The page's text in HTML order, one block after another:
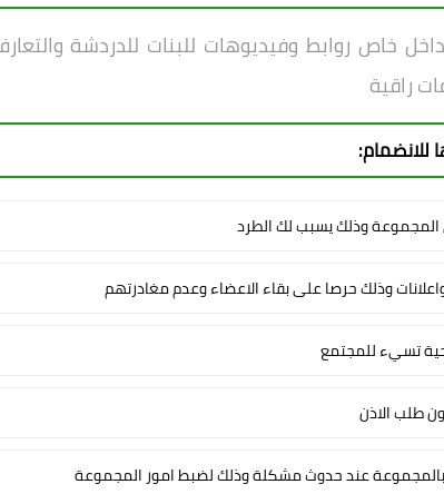
خاص روابط وفيديوهات للبنات للدردشة
راقية
للانضمام:
وذلك يسبب لك الطرد
وذلك حرصا على بقاء الاعضاء وعدم مغادرتهم
تسيء للمجتمع
طلب الاذن
عند حدوث مشكلة وذلك لضبط امور المجموعة